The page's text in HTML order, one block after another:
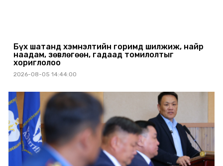
Бүх шатанд хэмнэлтийн горимд шилжиж, найр
наадам, зөвлөгөөн, гадаад томилолтыг
хориглолоо
2026-08-05 14:44:00